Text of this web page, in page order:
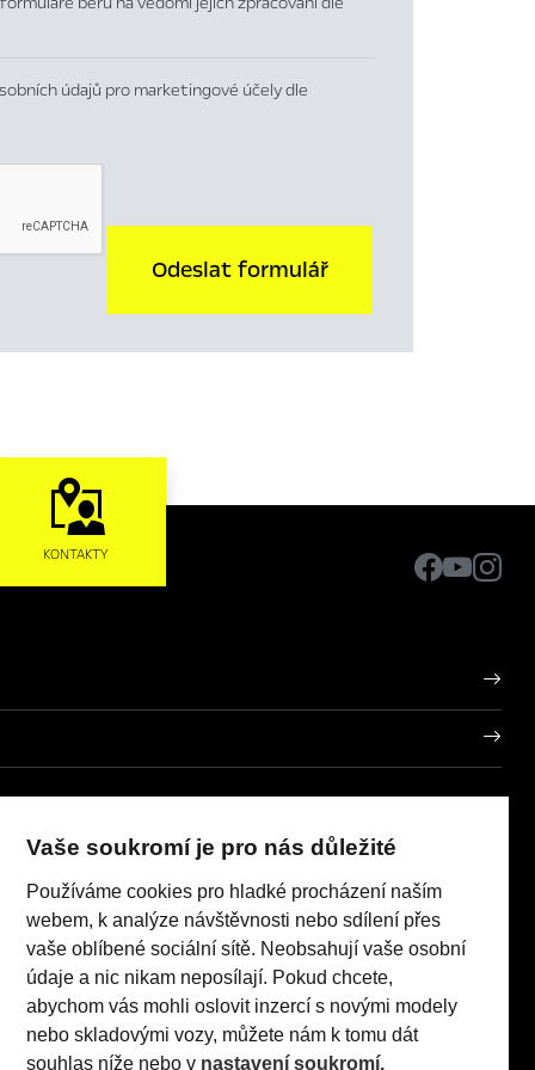
údajů pro marketingové účely dle
Odeslat formulář
KONTAKTY
Act
Realizace 2023Comin.cz, s.r.o.
lead management GROWITO
kW/130 k) AT8: Pořizovací cena s DPH: 579 990 Kč,
Vaše soukromí je pro nás důležité
Používáme cookies pro hladké procházení naším
webem, k analýze návštěvnosti nebo sdílení přes
vaše oblíbené sociální sítě. Neobsahují vaše osobní
údaje a nic nikam neposílají. Pokud chcete,
abychom vás mohli oslovit inzercí s novými modely
nebo skladovými vozy, můžete nám k tomu dát
souhlas níže nebo v nastavení soukromí.